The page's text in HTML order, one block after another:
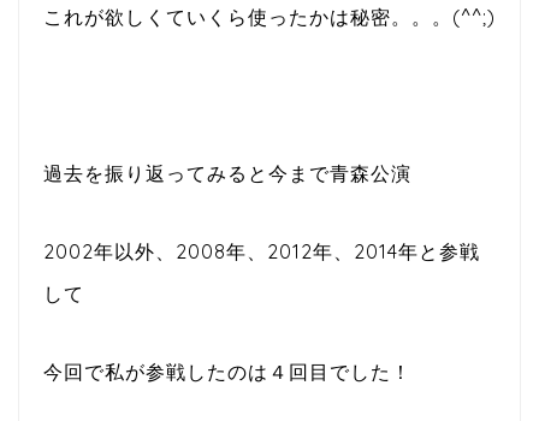
これが欲しくていくら使ったかは秘密。。。(^^;)
過去を振り返ってみると今まで青森公演
2002年以外、2008年、2012年、2014年と参戦
して
今回で私が参戦したのは４回目でした！